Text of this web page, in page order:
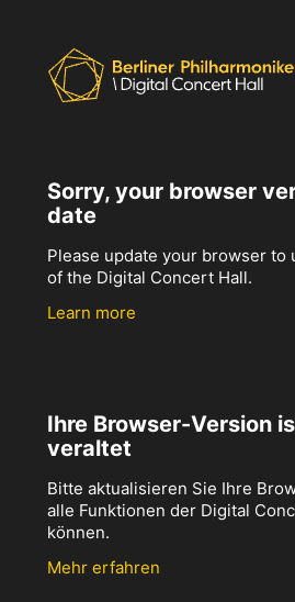
Sorry, your browser
date
Please update your browser to
of the Digital Concert Hall.
Learn more
Ihre Browser-Version
veraltet
Bitte aktualisieren Sie Ihre
alle Funktionen der Digital
können.
Mehr erfahren